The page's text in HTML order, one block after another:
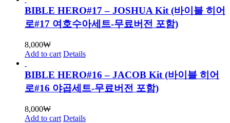
BIBLE HERO#17 – JOSHUA Kit (바이블 히어
로#17 여호수아세트-무료버전 포함)
8,000₩
Add to cart Details
BIBLE HERO#16 – JACOB Kit (바이블 히어
로#16 야곱세트-무료버전 포함)
8,000₩
Add to cart Details